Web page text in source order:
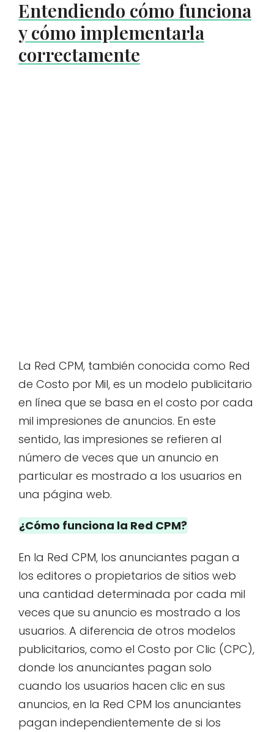
Entendiendo cómo funciona
y cómo implementarla
correctamente
La Red CPM, también conocida como Red
de Costo por Mil, es un modelo publicitario
en línea que se basa en el costo por cada
mil impresiones de anuncios. En este
sentido, las impresiones se refieren al
número de veces que un anuncio en
particular es mostrado a los usuarios en
una página web.
¿Cómo funciona la Red CPM?
En la Red CPM, los anunciantes pagan a
los editores o propietarios de sitios web
una cantidad determinada por cada mil
veces que su anuncio es mostrado a los
usuarios. A diferencia de otros modelos
publicitarios, como el Costo por Clic (CPC),
donde los anunciantes pagan solo
cuando los usuarios hacen clic en sus
anuncios, en la Red CPM los anunciantes
pagan independientemente de si los